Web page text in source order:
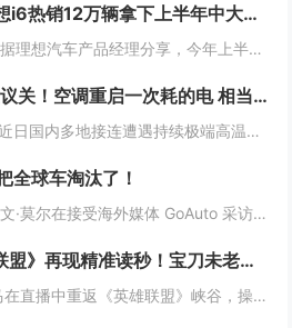
超越小米YU7！理想i6热销12万辆拿下上半年中大型SUV销冠
快科技7月14日消息，据理想汽车产品经理分享，今年上半年，理想i6销量已突破12万辆，成功超越小米YU7、方程豹钛7拿下中大型SUV榜冠军。作为理想推出的第三款纯电车，i6确实承担着重担，同时也不负使命，连续3个月月销破2万台，是20万几仅...
外出小于1小时不建议关！空调重启一次耗的电 相当于连续开30分钟
快科技7月11日消息，近日国内多地接连遭遇持续极端高温，连日炙烤的晴热天气下，空调成了绝大多数家庭消暑纳凉的刚需家电，日常使用时长被拉到全年峰值。针对不少人短时间外出就随手关掉空调的习惯，相关家电领域的专家特意给出了更合理的用能建议，如果外...
全球车淘汰了！
前阵子，奥迪 CTO 鲁文·莫尔在接受海外媒体 GoAuto 采访中说了一句： 一款车型就能满足全球需求的时代，已经过去了。中国特供车 好像要把全球车淘汰了！这句话我觉得说的很对，但不知道是他本人还是媒体的转述出了偏差，反正后面听起来就挺...
大司马回归《英雄联盟》再现精准读秒！宝刀未老惊到小司马
近日，知名主播大司马在直播中重返《英雄联盟》峡谷，操刀皇子进行排位对局。在比赛过程中，他再次展现了曾经让玩家津津乐道的招牌技巧——“精准读秒”，凭借经验判断在没有任何视野信息的情况下，准确预判敌方打野剑圣的位置，引发直播间热议。大司马回归《...